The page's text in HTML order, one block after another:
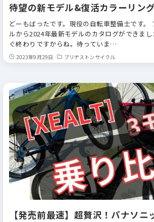
待望の新モデル&復活カラーリン
どーもばったです。現役の自転車整備士です。
ルから2024年最新モデルのカタログができま
ぐ終わりですからね。待っていま…
2023年9月29日 ブリヂストンサイクル
【発売前最速】超贅沢！パナソニ